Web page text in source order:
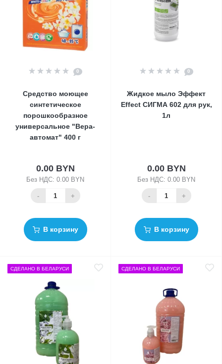
0
Средство моющее
синтетическое
порошкообразное
универсальное "Вера-
автомат" 400 г
0.00 BYN
Без НДС: 0.00 BYN
- +
В корзину
0
Жидкое мыло Эффект
Effect СИГМА 602 для рук,
1л
0.00 BYN
Без НДС: 0.00 BYN
- +
В корзину
СДЕЛАНО В БЕЛАРУСИ СДЕЛАНО В БЕЛАРУСИ